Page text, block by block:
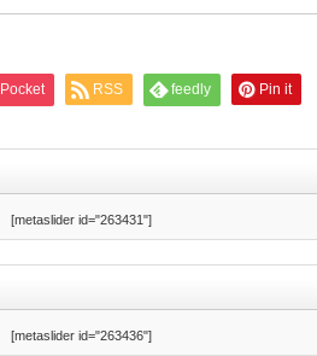
Pocket RSS feedly Pin it
[metaslider id="263431"]
[metaslider id="263436"]